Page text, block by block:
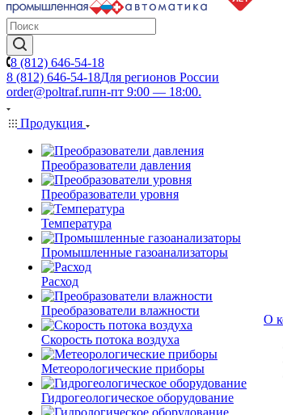
8 (812) 646-54-18
8 (812) 646-54-18Для регионов России
order@poltraf.ruпн-пт 9:00 — 18:00.
Продукция
Преобразователи давления
Преобразователи уровня
Температура
Промышленные газоанализаторы
Расход
Преобразователи влажности
Скорость потока воздуха
Метеорологические приборы
Гидрогеологическое оборудование
О